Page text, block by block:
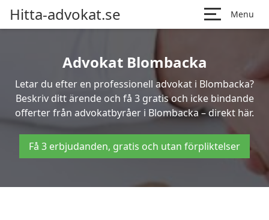
Hitta-advokat.se Menu
Advokat Blombacka
Letar du efter en professionell advokat i Blombacka?
Beskriv ditt ärende och få 3 gratis och icke bindande
offerter från advokatbyråer i Blombacka – direkt här.
Få 3 erbjudanden, gratis och utan förpliktelser